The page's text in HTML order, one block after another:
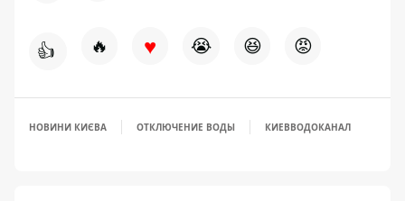
👍 🔥 ♥ 😭 😆 😡
НОВИНИ КИЄВА ОТКЛЮЧЕНИЕ ВОДЫ КИЕВВОДОКАНАЛ